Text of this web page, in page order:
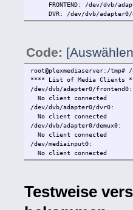
FRONTEND: /dev/dvb/
DVR: /dev/dvb/adapter0/
DMX: /dev/dvb/adapter0/
Code:
root@plexmediaserver:/
**** List of Media Clients
/dev/dvb/adapter0/frontend0:
No client connected
/dev/dvb/adapter0/dvr0:
No client connected
/dev/dvb/adapter0/demux0:
No client connected
/dev/mediainput0:
No client connected
Testweise